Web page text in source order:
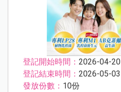
登記開始時間： 2026-04-20
登記結束時間： 2026-05-03
發放份數： 10份